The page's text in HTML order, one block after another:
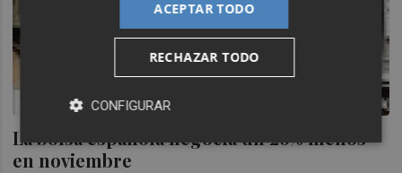
La bolsa española negocia un 26% menos
en noviembre
ACEPTAR TODO
RECHAZAR TODO
CONFIGURAR